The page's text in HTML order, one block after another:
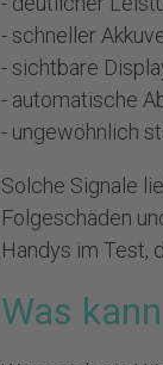
- schneller
- sichtbare
- automatische
- ungewöhnlich
Solche Signale
Folgeschäden
Handys im Test,
Was